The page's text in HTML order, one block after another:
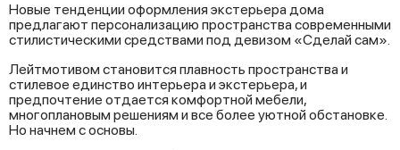
Новые тенденции оформления экстерьера дома
предлагают персонализацию пространства современными
стилистическими средствами под девизом «Сделай сам».
Лейтмотивом становится плавность пространства и
стилевое единство интерьера и экстерьера, и
предпочтение отдается комфортной мебели,
многоплановым решениям и все более уютной обстановке.
Но начнем с основы.